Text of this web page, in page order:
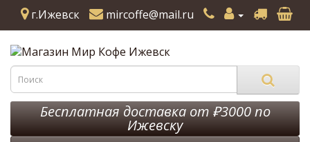
г.Ижевск mircoffe@mail.ru
Бесплатная доставка от ₽3000 по
Ижевску